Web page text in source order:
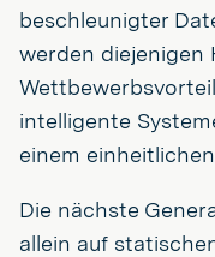
beschleunigter
werden diejenigen
intelligente
einem
Die nächste
allein auf